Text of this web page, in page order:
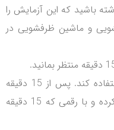
باشید که این آزمایش را
و ماشین ظرفشویی در
پس از 15 دقیقه
عددی که کنتور ن‌ان می دهد را ثبت کرده و با رقمی که 15 دقیقه